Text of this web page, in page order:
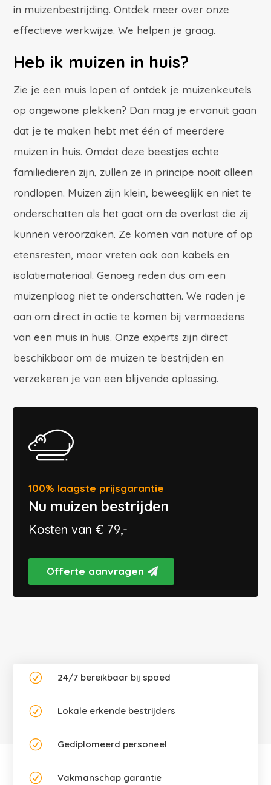
in muizenbestrijding. Ontdek meer over onze
effectieve werkwijze. We helpen je graag.
Heb ik muizen in huis?
Zie je een muis lopen of ontdek je muizenkeutels
op ongewone plekken? Dan mag je ervanuit gaan
dat je te maken hebt met één of meerdere
muizen in huis. Omdat deze beestjes echte
familiedieren zijn, zullen ze in principe nooit alleen
rondlopen. Muizen zijn klein, beweeglijk en niet te
onderschatten als het gaat om de overlast die zij
kunnen veroorzaken. Ze komen van nature af op
etensresten, maar vreten ook aan kabels en
isolatiemateriaal. Genoeg reden dus om een
muizenplaag niet te onderschatten. We raden je
aan om direct in actie te komen bij vermoedens
van een muis in huis. Onze experts zijn direct
beschikbaar om de muizen te bestrijden en
verzekeren je van een blijvende oplossing.
100% laagste prijsgarantie
Nu muizen bestrijden
Kosten van € 79,-
Offerte aanvragen
R 24/7 bereikbaar bij spoed
R Lokale erkende bestrijders
R Gediplomeerd personeel
R Vakmanschap garantie